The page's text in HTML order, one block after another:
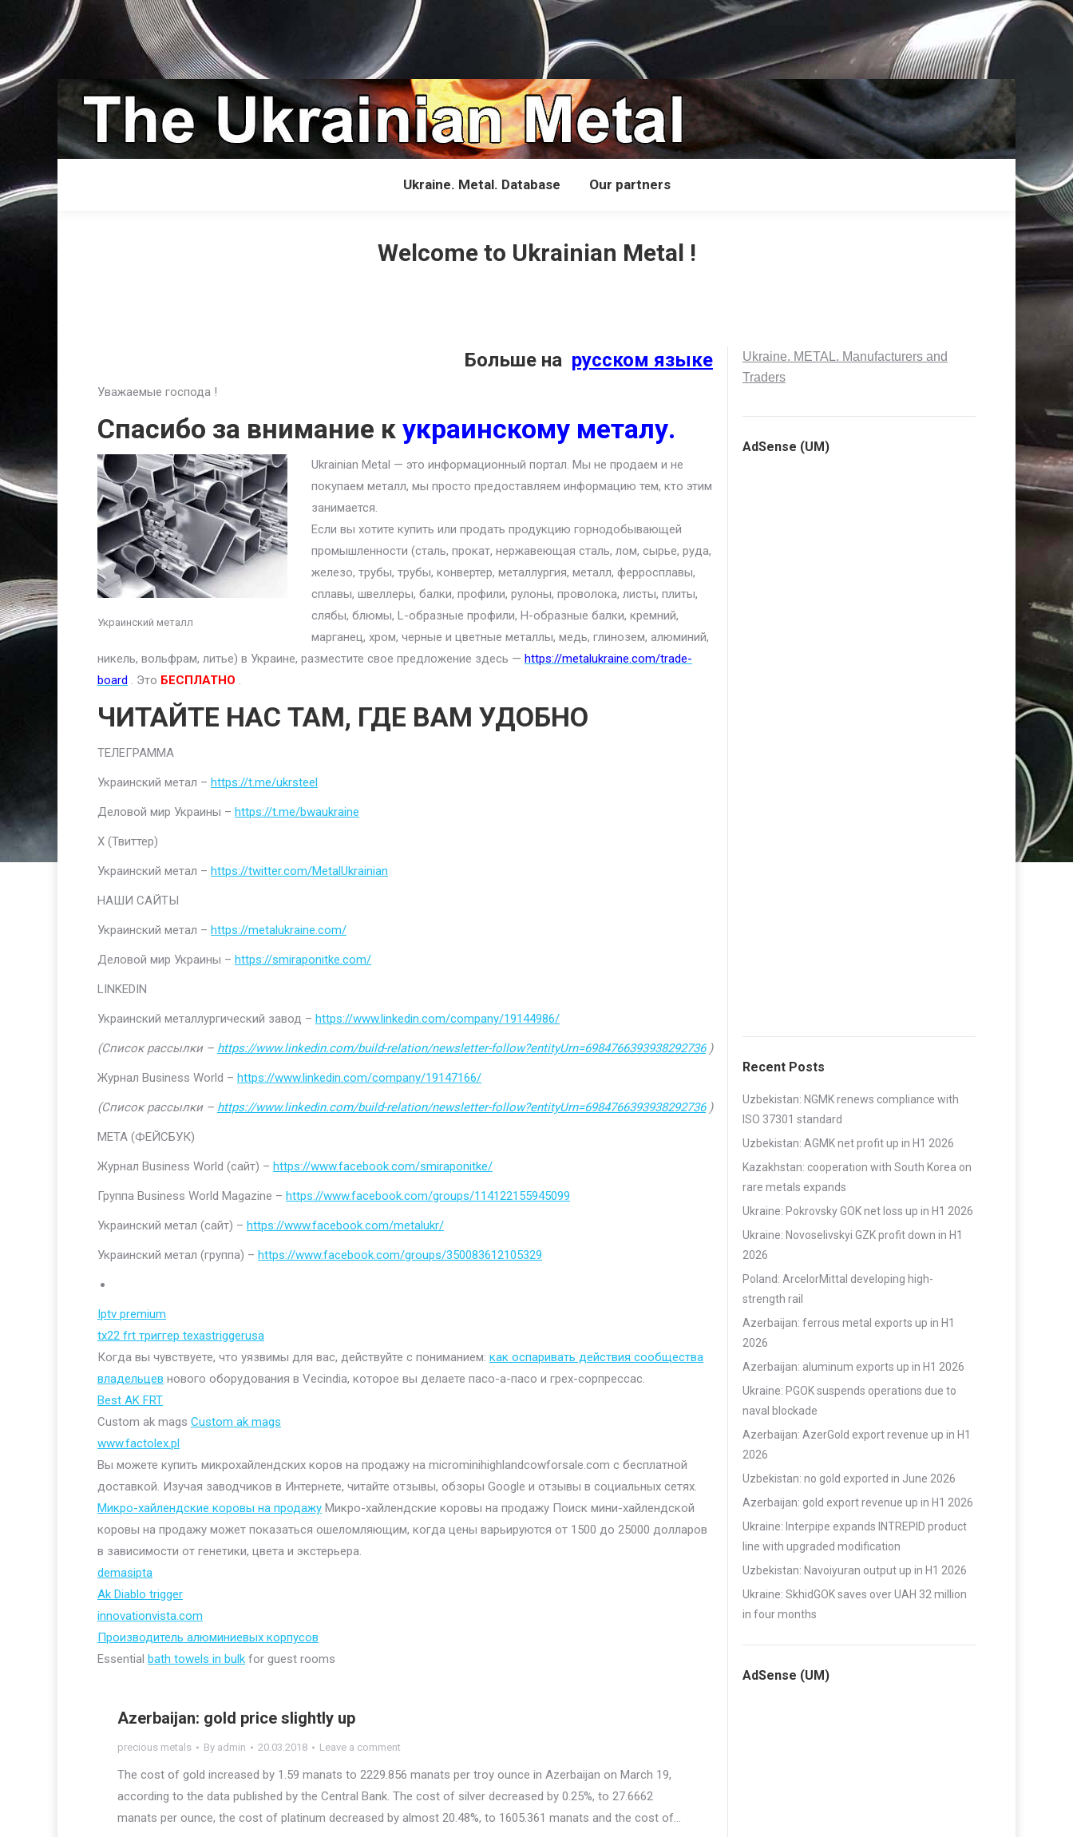
Ukraine. Metal. Database Our partners
Welcome to Ukrainian Metal !
Больше на русском языке
Уважаемые господа !
Спасибо за внимание к украинскому металу.
Украинский металл
Ukrainian Metal — это информационный портал. Мы не продаем и не
покупаем металл, мы просто предоставляем информацию тем, кто этим
занимается.
Если вы хотите купить или продать продукцию горнодобывающей
промышленности (сталь, прокат, нержавеющая сталь, лом, сырье, руда,
железо, трубы, трубы, конвертер, металлургия, металл, ферросплавы,
сплавы, швеллеры, балки, профили, рулоны, проволока, листы, плиты,
слябы, блюмы, L-образные профили, H-образные балки, кремний,
марганец, хром, черные и цветные металлы, медь, глинозем, алюминий,
никель, вольфрам, литье) в Украине, разместите свое предложение здесь — https://metalukraine.com/trade-
board . Это БЕСПЛАТНО .
ЧИТАЙТЕ НАС ТАМ, ГДЕ ВАМ УДОБНО
ТЕЛЕГРАММА
Украинский метал – https://t.me/ukrsteel
Деловой мир Украины – https://t.me/bwaukraine
Х (Твиттер)
Украинский метал – https://twitter.com/MetalUkrainian
НАШИ САЙТЫ
Украинский метал – https://metalukraine.com/
Деловой мир Украины – https://smiraponitke.com/
LINKEDIN
Украинский металлургический завод – https://www.linkedin.com/company/19144986/
(Список рассылки – https://www.linkedin.com/build-relation/newsletter-follow?entityUrn=6984766393938292736)
Журнал Business World – https://www.linkedin.com/company/19147166/
(Список рассылки – https://www.linkedin.com/build-relation/newsletter-follow?entityUrn=6984766393938292736)
МЕТА (ФЕЙСБУК)
Журнал Business World (сайт) – https://www.facebook.com/smiraponitke/
Группа Business World Magazine – https://www.facebook.com/groups/114122155945099
Украинский метал (сайт) – https://www.facebook.com/metalukr/
Украинский метал (группа) – https://www.facebook.com/groups/350083612105329
Iptv premium
tx22 frt триггер texastriggerusa
Когда вы чувствуете, что уязвимы для вас, действуйте с пониманием: как оспаривать действия сообщества
владельцев нового оборудования в Vecindia, которое вы делаете пасо-а-пасо и грех-сорпрессас.
Best AK FRT
Custom ak mags Custom ak mags
www.factolex.pl
Вы можете купить микрохайлендских коров на продажу на microminihighlandcowforsale.com с бесплатной
доставкой. Изучая заводчиков в Интернете, читайте отзывы, обзоры Google и отзывы в социальных сетях.
Микро-хайлендские коровы на продажу Микро-хайлендские коровы на продажу Поиск мини-хайлендской
коровы на продажу может показаться ошеломляющим, когда цены варьируются от 1500 до 25000 долларов
в зависимости от генетики, цвета и экстерьера.
demasipta
Ak Diablo trigger
innovationvista.com
Производитель алюминиевых корпусов
Essential bath towels in bulk for guest rooms
Azerbaijan: gold price slightly up
precious metals By admin 20.03.2018 Leave a comment
The cost of gold increased by 1.59 manats to 2229.856 manats per troy ounce in Azerbaijan on March 19,
according to the data published by the Central Bank. The cost of silver decreased by 0.25%, to 27.6662
manats per ounce, the cost of platinum decreased by almost 20.48%, to 1605.361 manats and the cost of…
Ukraine. METAL. Manufacturers and
Traders
AdSense (UM)
Recent Posts
Uzbekistan: NGMK renews compliance with
ISO 37301 standard
Uzbekistan: AGMK net profit up in H1 2026
Kazakhstan: cooperation with South Korea on
rare metals expands
Ukraine: Pokrovsky GOK net loss up in H1 2026
Ukraine: Novoselivskyi GZK profit down in H1
2026
Poland: ArcelorMittal developing high-
strength rail
Azerbaijan: ferrous metal exports up in H1
2026
Azerbaijan: aluminum exports up in H1 2026
Ukraine: PGOK suspends operations due to
naval blockade
Azerbaijan: AzerGold export revenue up in H1
2026
Uzbekistan: no gold exported in June 2026
Azerbaijan: gold export revenue up in H1 2026
Ukraine: Interpipe expands INTREPID product
line with upgraded modification
Uzbekistan: Navoiyuran output up in H1 2026
Ukraine: SkhidGOK saves over UAH 32 million
in four months
AdSense (UM)